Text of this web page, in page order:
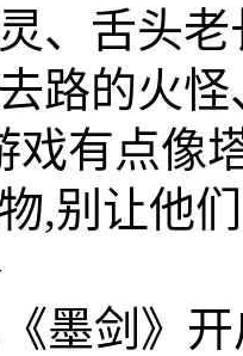
、舌头
路的火
戏有点像
,别让他
墨剑》